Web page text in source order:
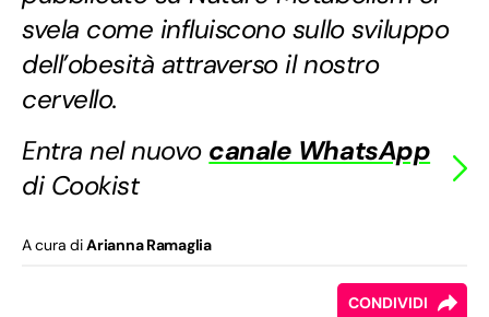
svela come influiscono sullo sviluppo
dell’obesità attraverso il nostro
cervello.
Entra nel nuovo canale WhatsApp
di Cookist
A cura diArianna Ramaglia
CONDIVIDI